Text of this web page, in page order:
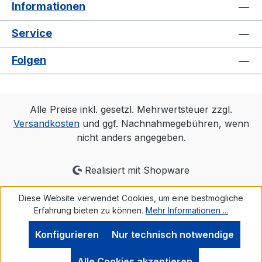
Informationen
Service
Folgen
Alle Preise inkl. gesetzl. Mehrwertsteuer zzgl.
Versandkostenund ggf. Nachnahmegebühren, wenn
nicht anders angegeben.
Realisiert mit Shopware
Diese Website verwendet Cookies, um eine bestmögliche
Erfahrung bieten zu können. Mehr Informationen ...
Nur technisch notwendige
Konfigurieren